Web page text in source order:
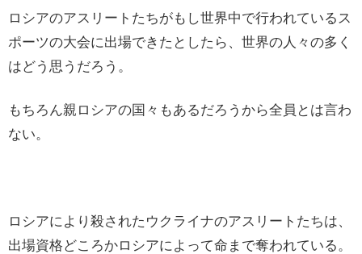
ロシアのアスリートたちがもし世界中で行われているス
ポーツの大会に出場できたとしたら、世界の人々の多く
はどう思うだろう。
もちろん親ロシアの国々もあるだろうから全員とは言わ
ない。
ロシアにより殺されたウクライナのアスリートたちは、
出場資格どころかロシアによって命まで奪われている。